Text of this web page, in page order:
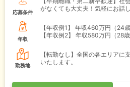
応募条件
がなくても大丈夫！気軽にお話
年収
【年収例1】
年収460万円（24歳
【年収例2】
年収580万円（28
勤務地
【転勤なし】全国の各エリアに
いたします。